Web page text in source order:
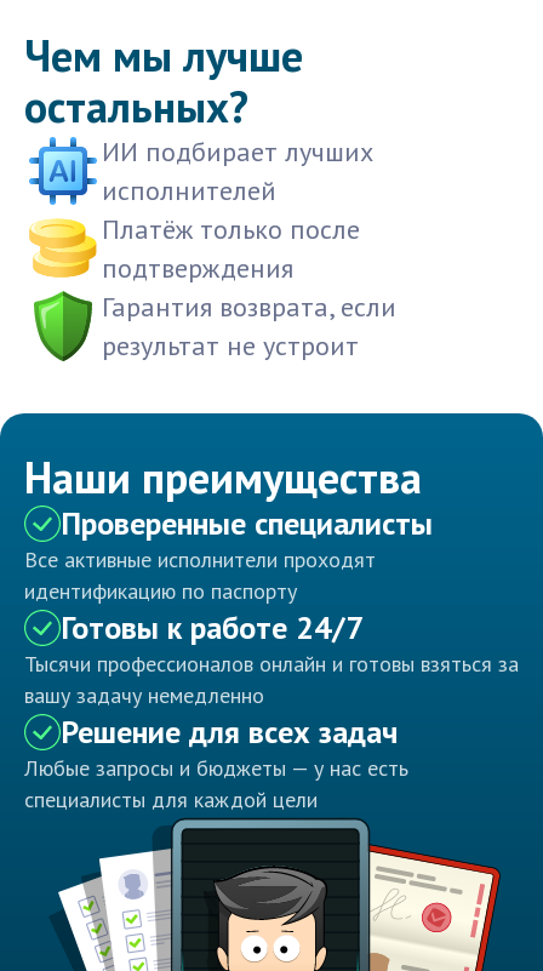
Чем мы лучше
остальных?
ИИ подбирает лучших
исполнителей
Платёж только после
подтверждения
Гарантия возврата, если
результат не устроит
Наши преимущества
Проверенные специалисты
Все активные исполнители проходят
идентификацию по паспорту
Готовы к работе 24/7
Тысячи профессионалов онлайн и готовы взяться за
вашу задачу немедленно
Решение для всех задач
Любые запросы и бюджеты — у нас есть
специалисты для каждой цели